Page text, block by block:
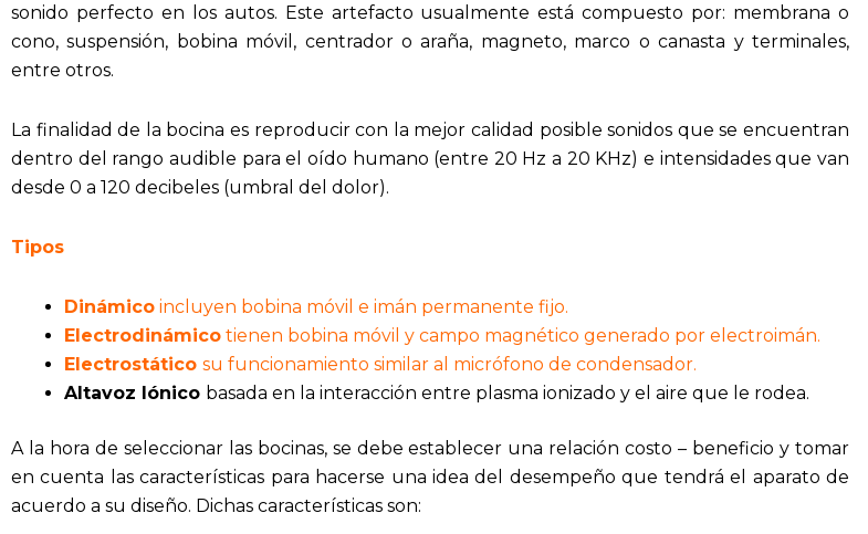
sonido perfecto en los autos. Este artefacto usualmente está compuesto por: membrana o
cono, suspensión, bobina móvil, centrador o araña, magneto, marco o canasta y terminales,
entre otros.
La finalidad de la bocina es reproducir con la mejor calidad posible sonidos que se encuentran
dentro del rango audible para el oído humano (entre 20 Hz a 20 KHz) e intensidades que van
desde 0 a 120 decibeles (umbral del dolor).
Tipos
Dinámico incluyen bobina móvil e imán permanente fijo.
Electrodinámico tienen bobina móvil y campo magnético generado por electroimán.
Electrostático su funcionamiento similar al micrófono de condensador.
Altavoz Iónico basada en la interacción entre plasma ionizado y el aire que le rodea.
A la hora de seleccionar las bocinas, se debe establecer una relación costo – beneficio y tomar
en cuenta las características para hacerse una idea del desempeño que tendrá el aparato de
acuerdo a su diseño. Dichas características son: